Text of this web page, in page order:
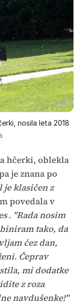
nosila leta 2018
hčerki, oblekla
je znana po
je klasičen z
povedala v
. "Rada nosim
tako, da
čez dan,
Čeprav
mi dodatke
z roza
navdušenke!"